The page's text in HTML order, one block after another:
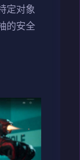
定对象
的安全